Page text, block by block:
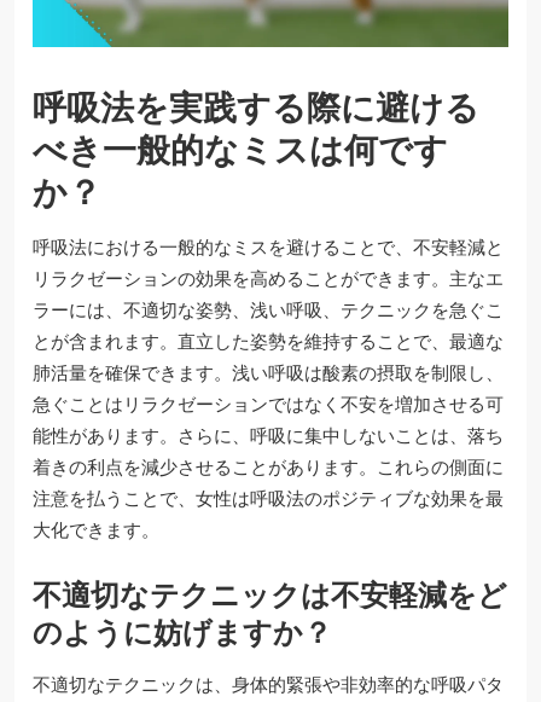
呼吸法を実践する際に避ける
べき一般的なミスは何です
か？
呼吸法における一般的なミスを避けることで、不安軽減と
リラクゼーションの効果を高めることができます。主なエ
ラーには、不適切な姿勢、浅い呼吸、テクニックを急ぐこ
とが含まれます。直立した姿勢を維持することで、最適な
肺活量を確保できます。浅い呼吸は酸素の摂取を制限し、
急ぐことはリラクゼーションではなく不安を増加させる可
能性があります。さらに、呼吸に集中しないことは、落ち
着きの利点を減少させることがあります。これらの側面に
注意を払うことで、女性は呼吸法のポジティブな効果を最
大化できます。
不適切なテクニックは不安軽減をど
のように妨げますか？
不適切なテクニックは、身体的緊張や非効率的な呼吸パタ